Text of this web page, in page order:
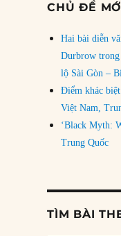
CHỦ ĐỀ
Hai bài diễn
Durbrow
lộ Sài Gòn –
Điểm khác
Việt Nam,
‘Black Myth:
Trung Quốc
TÌM BÀI